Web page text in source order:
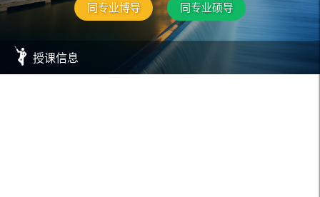
同专业博导 同专业硕导
授课信息